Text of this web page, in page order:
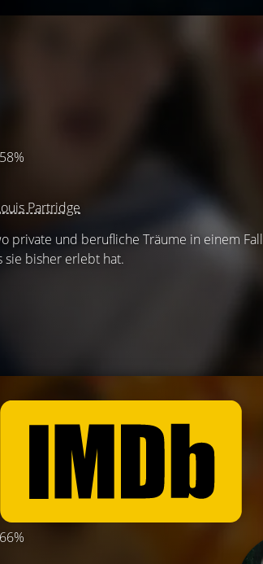
58%
Partridge
private und berufliche Träume in einem Fall
sie bisher erlebt hat.
66%